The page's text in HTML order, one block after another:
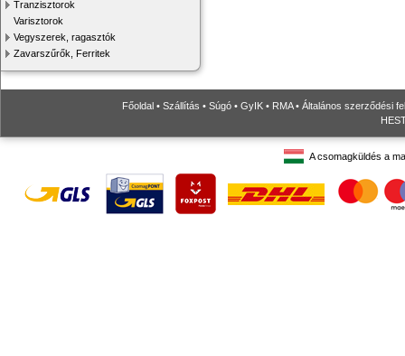
Tranzisztorok
Varisztorok
Vegyszerek, ragasztók
Zavarszűrők, Ferritek
Főoldal • Szállítás • Súgó • GyIK • RMA• Általános szerződési
A csomagküldés a